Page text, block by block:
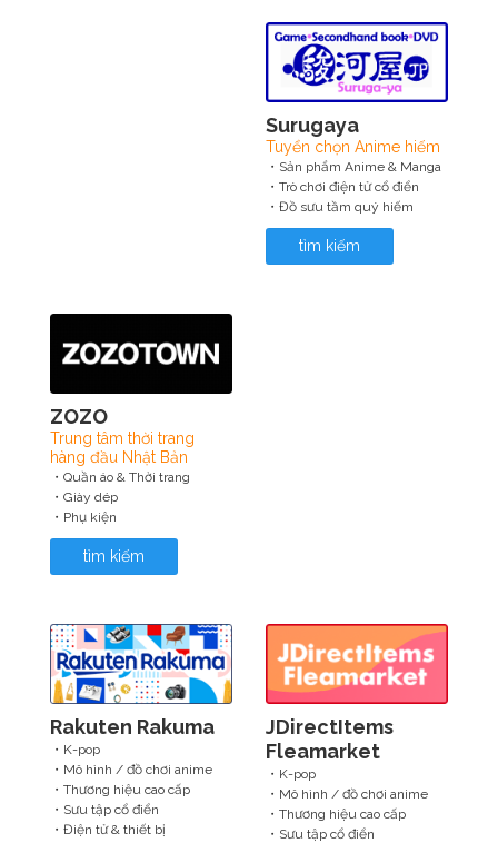
Surugaya
Tuyển chọn Anime hiếm
・Sản phẩm Anime & Manga
・Trò chơi điện tử cổ điển
・Đồ sưu tầm quý hiếm
tìm kiếm
ZOZO
Trung tâm thời trang
hàng đầu Nhật Bản
・Quần áo & Thời trang
・Giày dép
・Phụ kiện
tìm kiếm
Rakuten Rakuma
・K-pop
・Mô hình / đồ chơi anime
・Thương hiệu cao cấp
・Sưu tập cổ điển
・Điện tử & thiết bị
JDirectItems
Fleamarket
・K-pop
・Mô hình / đồ chơi anime
・Thương hiệu cao cấp
・Sưu tập cổ điển